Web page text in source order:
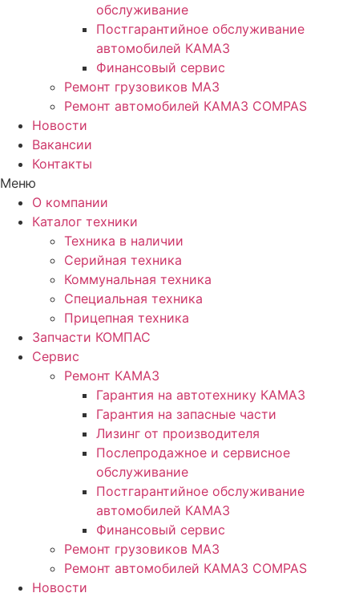
обслуживание
Постгарантийное обслуживание
автомобилей КАМАЗ
Финансовый сервис
Ремонт грузовиков МАЗ
Ремонт автомобилей КАМАЗ COMPAS
Новости
Вакансии
Контакты
Меню
О компании
Каталог техники
Техника в наличии
Серийная техника
Коммунальная техника
Специальная техника
Прицепная техника
Запчасти КОМПАС
Сервис
Ремонт КАМАЗ
Гарантия на автотехнику КАМАЗ
Гарантия на запасные части
Лизинг от производителя
Послепродажное и сервисное
обслуживание
Постгарантийное обслуживание
автомобилей КАМАЗ
Финансовый сервис
Ремонт грузовиков МАЗ
Ремонт автомобилей КАМАЗ COMPAS
Новости